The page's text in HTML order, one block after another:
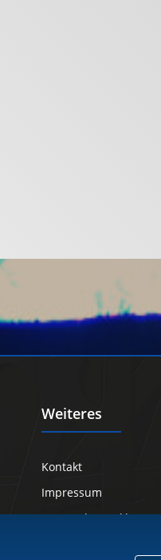
Weiteres
Kontakt
Impressum
Datenschutzerklärung